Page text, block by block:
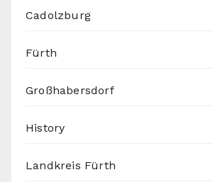
Cadolzburg
Fürth
Großhabersdorf
History
Landkreis Fürth